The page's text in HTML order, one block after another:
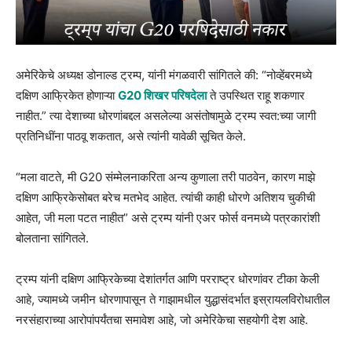
अमेरिकेचे अध्यक्ष डोनाल्ड ट्रम्प, यांनी मंगळवारी सांगितले की: “नोव्हेंबरमध्ये
दक्षिण आफ्रिकेत होणाऱ्याG20 शिखर परिषदेलाते उपस्थित राहू शकणार
नाहीत.” त्या देशाच्या धोरणांबद्दल असलेल्या असंतोषामुळे ट्रम्प स्वत:च्या जागी
प्रतिनिधींना पाठवू शकतात, असे त्यांनी यावेळी सूचित केले.
“मला वाटते, मी G20 संम्मेलनाकरिता अन्य कुणाला तरी पाठवेन, कारण माझे
दक्षिण आफ्रिकेसोबत बरेच मतभेद आहेत. त्यांची काही धोरणे अतिशय चुकीची
आहेत, जी मला पटत नाहीत” असे ट्रम्प यांनी एअर फोर्स वनमध्ये पत्रकारांशी
बोलताना सांगितले.
ट्रम्प यांनी दक्षिण आफ्रिकेच्या देशांतर्गत आणि परराष्ट्र धोरणांवर टीका केली
आहे, ज्यामध्ये जमीन धोरणापासून ते गाझामधील युद्धासंदर्भात इस्रायलविरोधातील
नरसंहाराच्या आरोपांपर्यंतचा समावेश आहे, जो अमेरिकेचा सहयोगी देश आहे.